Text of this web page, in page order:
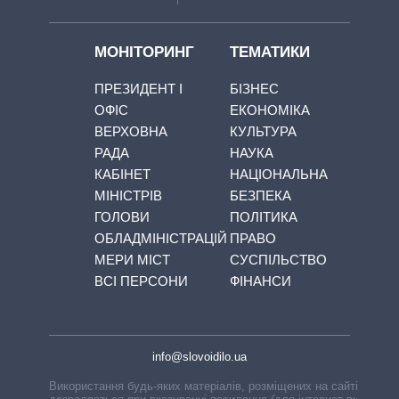
МОНІТОРИНГ
ПРЕЗИДЕНТ І
ОФІС
ВЕРХОВНА
РАДА
КАБІНЕТ
МІНІСТРІВ
ГОЛОВИ
ОБЛАДМІНІСТРАЦІЙ
МЕРИ МІСТ
ВСІ ПЕРСОНИ
ТЕМАТИКИ
БІЗНЕС
ЕКОНОМІКА
КУЛЬТУРА
НАУКА
НАЦІОНАЛЬНА
БЕЗПЕКА
ПОЛІТИКА
ПРАВО
СУСПІЛЬСТВО
ФІНАНСИ
info@slovoidilo.ua
Використання будь-яких матеріалів, розміщених на сайті,